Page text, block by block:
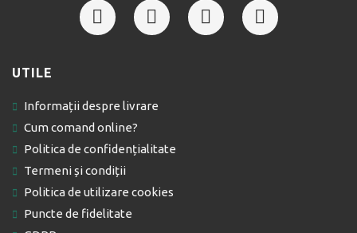
UTILE
Informații despre livrare
Cum comand online?
Politica de confidențialitate
Termeni și condiții
Politica de utilizare cookies
Puncte de fidelitate